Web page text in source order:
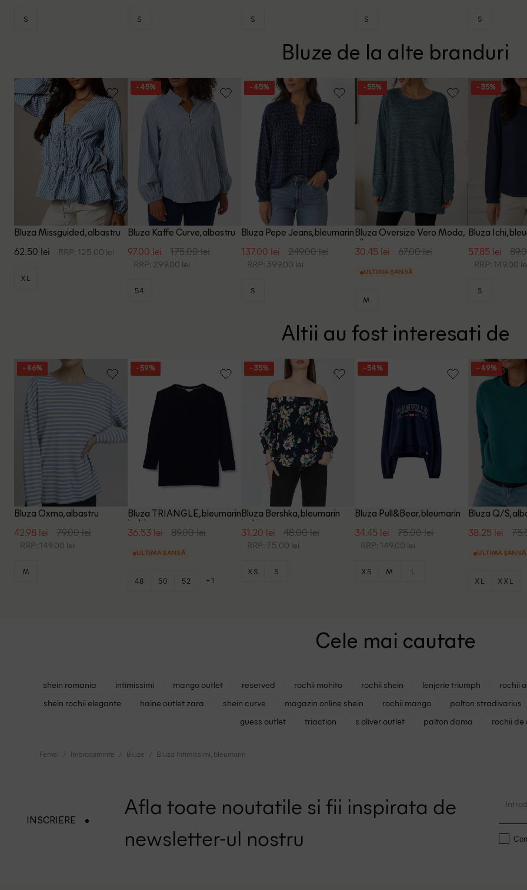
S S S S S
Bluze de la alte branduri
Bluza Missguided, albastru
62.50 lei RRP: 125.00 lei
XL
- 45%
Bluza Kaffe Curve, albastru
97.00 lei 175.00 lei
RRP: 299.00 lei
54
- 45%
Bluza Pepe Jeans, bleumarin
137.00 lei 249.00 lei
RRP: 399.00 lei
S
- 55%
Bluza Oversize Vero Moda,
albastru
30.45 lei 67.00 lei
ULTIMA ȘANSĂ
M
- 35%
Bluza Ichi,
57.85 lei
RRP: 149.00
S
Altii au fost interesati de
- 46%
Bluza Oxmo, albastru
42.98 lei 79.00 lei
RRP: 149.00 lei
M
- 59%
Bluza TRIANGLE, bleumarin
inchis
36.53 lei 89.00 lei
ULTIMA ȘANSĂ
48 50 52 +1
- 35%
Bluza Bershka, bleumarin
inchis
31.20 lei 48.00 lei
RRP: 75.00 lei
XS S
- 54%
Bluza Pull&Bear, bleumarin
34.45 lei 75.00 lei
RRP: 149.00 lei
XS M L
- 49%
Bluza Q/S,
38.25 lei
ULTIMA ȘANSĂ
XL XXL
Cele mai cautate
shein romania intimissimi mango outlet reserved rochii mohito rochii shein lenjerie triumph rochii
shein rochii elegante
haine outlet zara shein curve magazin online shein rochii mango palton stradivarius
guess outlet
triaction s oliver outlet palton dama rochii de
Femei Imbracaminte Bluze Bluza Intimissimi, bleumarin
INSCRIERE
Afla toate noutatile si fii inspirata de
newsletter-ul nostru